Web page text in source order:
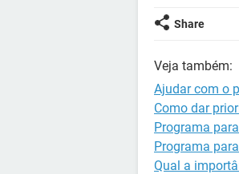
Share
Veja também:
Ajudar com o
Como dar
Programa
Programa
Qual a